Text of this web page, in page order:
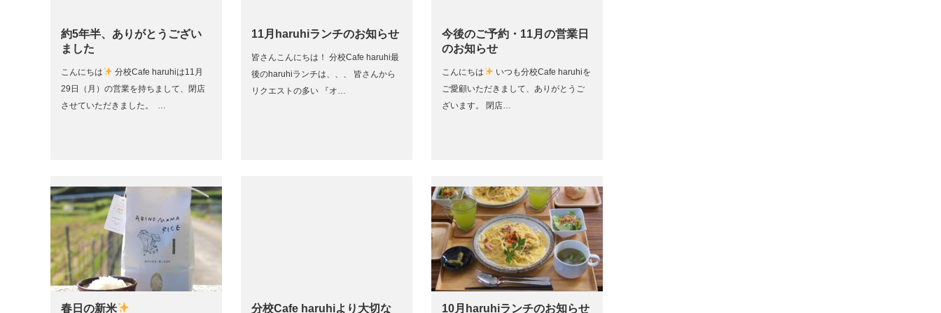
約5年半、ありがとうござい
ました
こんにちは
分校Cafe haruhiは11月
29日（月）の営業を持ちまして、閉店
させていただきました。 …
11月haruhiランチのお知らせ
皆さんこんにちは！ 分校Cafe haruhi最
後のharuhiランチは、、、 皆さんから
リクエストの多い 『オ…
今後のご予約・11月の営業日
のお知らせ
こんにちは
いつも分校Cafe haruhiを
ご愛顧いただきまして、ありがとうご
ざいます。 閉店…
春日の新米 分校Cafe haruhiより大切な 10月haruhiランチのお知らせ